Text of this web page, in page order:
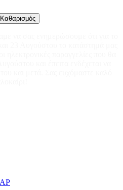
Καθαρισμός